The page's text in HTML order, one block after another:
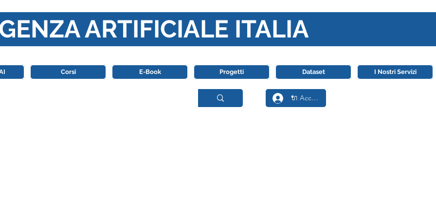
ARTIFICIALE ITALIA
Corsi E-Book Progetti Dataset I Nostri Servizi
🔌 Accedi